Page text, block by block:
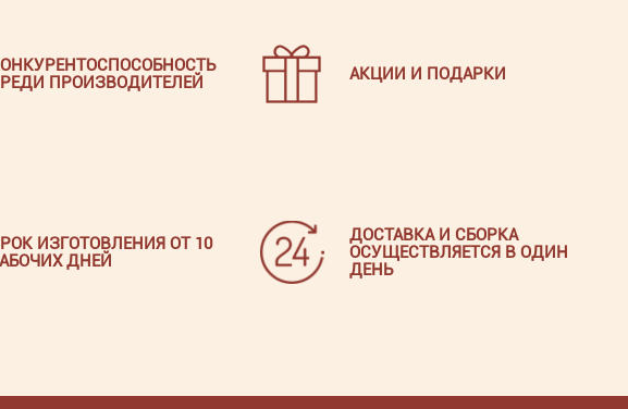
ПРОИЗВОДИТЕЛЕЙ
АКЦИИ И ПОДАРКИ
ИЗГОТОВЛЕНИЯ ОТ 10
ДНЕЙ
ДОСТАВКА И СБОРКА
ОСУЩЕСТВЛЯЕТСЯ В ОДИН
ДЕНЬ